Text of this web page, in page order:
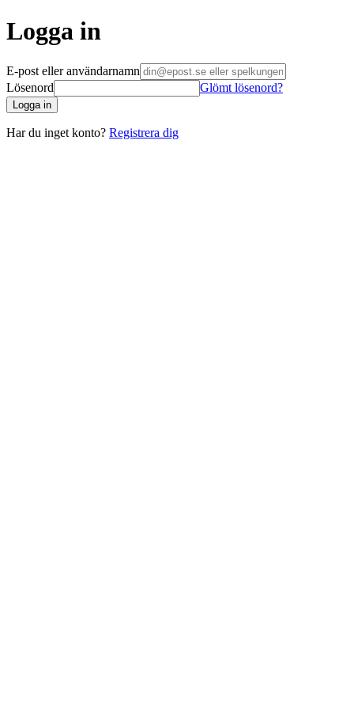
Logga in
E-post eller användarnamn
Lösenord
Glömt lösenord?
Logga in
Har du inget konto? Registrera dig